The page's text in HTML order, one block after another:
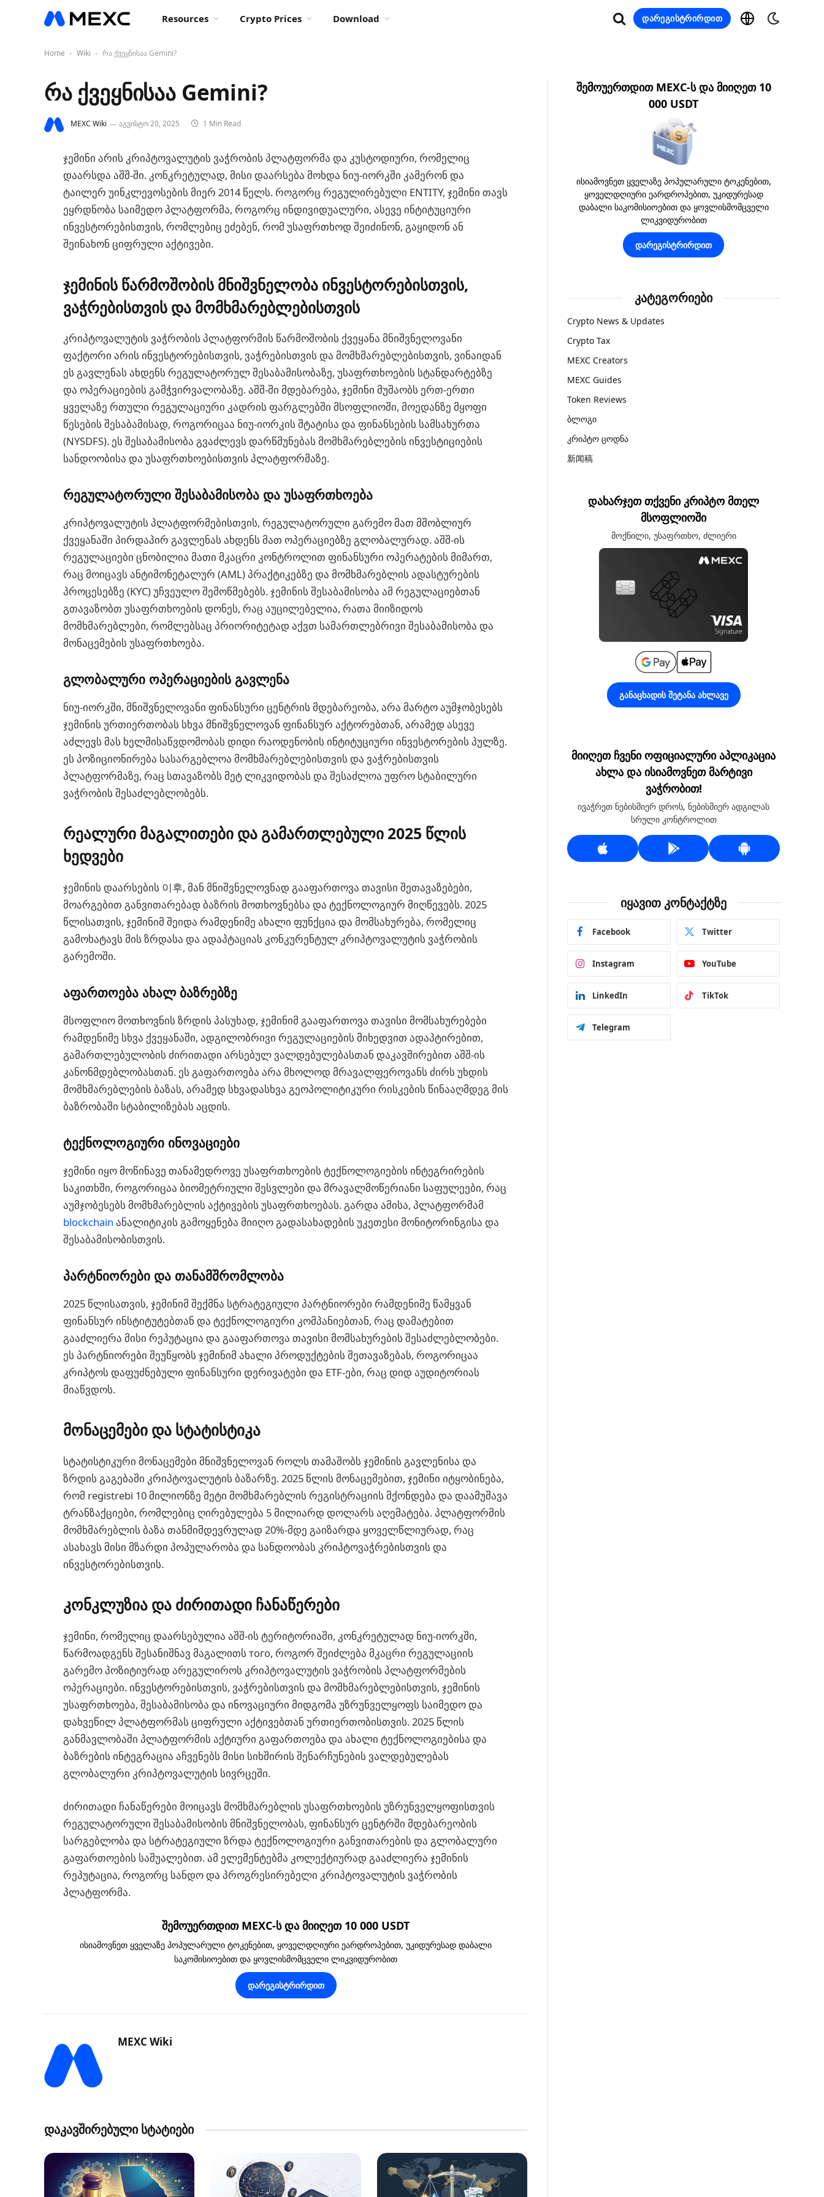
Resources Crypto Prices Download დარეგისტრირდით
Home - Wiki - რა ქვეყნისაა Gemini?
რა ქვეყნისაა Gemini?
MEXC Wiki აგვისტო 20, 2025 1 Min Read
ჯემინი არის კრიპტოვალუტის ვაჭრობის პლატფორმა და კუსტოდიური, რომელიც
დაარსდა აშშ-ში. კონკრეტულად, მისი დაარსება მოხდა ნიუ-იორკში კამერონ და
ტაილერ უინკლევოსების მიერ 2014 წელს. როგორც რეგულირებული ENTITY, ჯემინი თავს
ეყრდნობა საიმედო პლატფორმა, როგორც ინდივიდუალური, ასევე ინტიტუციური
ინვესტორებისთვის, რომლებიც ეძებენ, რომ უსაფრთხოდ შეიძინონ, გაყიდონ ან
შეინახონ ციფრული აქტივები.
ჯემინის წარმოშობის მნიშვნელობა ინვესტორებისთვის,
ვაჭრებისთვის და მომხმარებლებისთვის
კრიპტოვალუტის ვაჭრობის პლატფორმის წარმოშობის ქვეყანა მნიშვნელოვანი
ფაქტორი არის ინვესტორებისთვის, ვაჭრებისთვის და მომხმარებლებისთვის, ვინაიდან
ეს გავლენას ახდენს რეგულატორულ შესაბამისობაზე, უსაფრთხოების სტანდარტებზე
და ოპერაციების გამჭვირვალობაზე. აშშ-ში მდებარება, ჯემინი მუშაობს ერთ-ერთი
ყველაზე რთული რეგულაციური კადრის ფარგლებში მსოფლიოში, მოედანზე მყოფი
წესების შესაბამისად, როგორიცაა ნიუ-იორკის შტატისა და ფინანსების სამსახურთა
(NYSDFS). ეს შესაბამისობა გვაძლევს დარწმუნებას მომხმარებლების ინვესტიციების
სანდოობისა და უსაფრთხოებისთვის პლატფორმაზე.
რეგულატორული შესაბამისობა და უსაფრთხოება
კრიპტოვალუტის პლატფორმებისთვის, რეგულატორული გარემო მათ მშობლიურ
ქვეყანაში პირდაპირ გავლენას ახდენს მათ ოპერაციებზე გლობალურად. აშშ-ის
რეგულაციები ცნობილია მათი მკაცრი კონტროლით ფინანსური ოპერატების მიმართ,
რაც მოიცავს ანტიმონეტალურ (AML) პრაქტიკებზე და მომხმარებლის ადასტურების
პროცესებზე (KYC) უჩვეულო შემოწმებებს. ჯემინის შესაბამისობა ამ რეგულაციებთან
გთავაზობთ უსაფრთხოების დონეს, რაც აუცილებელია, რათა მიიზიდოს
მომხმარებლები, რომლებსაც პრიორიტეტად აქვთ სამართლებრივი შესაბამისობა და
მონაცემების უსაფრთხოება.
გლობალური ოპერაციების გავლენა
ნიუ-იორკში, მნიშვნელოვანი ფინანსური ცენტრის მდებარეობა, არა მარტო აუმჯობესებს
ჯემინის ურთიერთობას სხვა მნიშვნელოვან ფინანსურ აქტორებთან, არამედ ასევე
აძლევს მას ხელმისაწვდომობას დიდი რაოდენობის ინტიტუციური ინვესტორების პულზე.
ეს პოზიციონირება სასარგებლოა მომხმარებლებისთვის და ვაჭრებისთვის
პლატფორმაზე, რაც სთავაზობს მეტ ლიკვიდობას და შესაძლოა უფრო სტაბილური
ვაჭრობის შესაძლებლობებს.
რეალური მაგალითები და გამართლებული 2025 წლის
ხედვები
ჯემინის დაარსების 이후, მან მნიშვნელოვნად გააფართოვა თავისი შეთავაზებები,
მოარგებით განვითარებად ბაზრის მოთხოვნებსა და ტექნოლოგიურ მიღწევებს. 2025
წლისათვის, ჯემინიმ შეიდა რამდენიმე ახალი ფუნქცია და მომსახურება, რომელიც
გამოხატავს მის ზრდასა და ადაპტაციას კონკურენტულ კრიპტოვალუტის ვაჭრობის
გარემოში.
აფართოება ახალ ბაზრებზე
მსოფლიო მოთხოვნის ზრდის პასუხად, ჯემინიმ გააფართოვა თავისი მომსახურებები
რამდენიმე სხვა ქვეყანაში, ადგილობრივი რეგულაციების მიხედვით ადაპტირებით,
გამართლებულობის ძირითადი არსებულ ვალდებულებასთან დაკავშირებით აშშ-ის
კანონმდებლობასთან. ეს გაფართოება არა მხოლოდ მრავალფეროვანს ძირს უხდის
მომხმარებლების ბაზას, არამედ სხვადასხვა გეოპოლიტიკური რისკების წინააღმდეგ მის
ბაზრობაში სტაბილიზებას აცდის.
ტექნოლოგიური ინოვაციები
ჯემინი იყო მოწინავე თანამედროვე უსაფრთხოების ტექნოლოგიების ინტეგრირების
საკითხში, როგორიცაა ბიომეტრიული შესვლები და მრავალმოწერიანი საფულეები, რაც
აუმჯობესებს მომხმარებლის აქტივების უსაფრთხოებას. გარდა ამისა, პლატფორმამ
blockchain ანალიტიკის გამოყენება მიიღო გადასახადების უკეთესი მონიტორინგისა და
შესაბამისობისთვის.
პარტნიორები და თანამშრომლობა
2025 წლისათვის, ჯემინიმ შექმნა სტრატეგიული პარტნიორები რამდენიმე წამყვან
ფინანსურ ინსტიტუტებთან და ტექნოლოგიური კომპანიებთან, რაც დამატებით
გააძლიერა მისი რეპუტაცია და გააფართოვა თავისი მომსახურების შესაძლებლობები.
ეს პარტნიორები შეუწყობს ჯემინიმ ახალი პროდუქტების შეთავაზებას, როგორიცაა
კრიპტოს დაფუძნებული ფინანსური დერივატები და ETF-ები, რაც დიდ აუდიტორიას
მიაწვდოს.
მონაცემები და სტატისტიკა
სტატისტიკური მონაცემები მნიშვნელოვან როლს თამაშობს ჯემინის გავლენისა და
ზრდის გაგებაში კრიპტოვალუტის ბაზარზე. 2025 წლის მონაცემებით, ჯემინი იტყობინება,
რომ registrebi 10 მილიონზე მეტი მომხმარებლის რეგისტრაციის მქონდება და დაამუშავა
ტრანზაქციები, რომლებიც ღირებულება 5 მილიარდ დოლარს აღემატება. პლატფორმის
მომხმარებლის ბაზა თანმიმდევრულად 20%-მდე გაიზარდა ყოველწლიურად, რაც
ასახავს მისი მზარდი პოპულარობა და სანდოობას კრიპტოვაჭრებისთვის და
ინვესტორებისთვის.
კონკლუზია და ძირითადი ჩანაწერები
ჯემინი, რომელიც დაარსებულია აშშ-ის ტერიტორიაში, კონკრეტულად ნიუ-იორკში,
წარმოადგენს შესანიშნავ მაგალითს того, როგორ შეიძლება მკაცრი რეგულაციის
გარემო პოზიტიურად არეგულიროს კრიპტოვალუტის ვაჭრობის პლატფორმების
ოპერაციები. ინვესტორებისთვის, ვაჭრებისთვის და მომხმარებლებისთვის, ჯემინის
უსაფრთხოება, შესაბამისობა და ინოვაციური მიდგომა უზრუნველყოფს საიმედო და
დახვეწილ პლატფორმას ციფრული აქტივებთან ურთიერთობისთვის. 2025 წლის
განმავლობაში პლატფორმის აქტიური გაფართოება და ახალი ტექნოლოგიებისა და
ბაზრების ინტეგრაცია აჩვენებს მისი სიხშირის შენარჩუნების ვალდებულებას
გლობალური კრიპტოვალუტის სივრცეში.
ძირითადი ჩანაწერები მოიცავს მომხმარებლის უსაფრთხოების უზრუნველყოფისთვის
რეგულატორული შესაბამისობის მნიშვნელობას, ფინანსურ ცენტრში მდებარეობის
სარგებლობა და სტრატეგიული ზრდა ტექნოლოგიური განვითარების და გლობალური
გაფართოების საშუალებით. ამ ელემენტებმა კოლექტიურად გააძლიერა ჯემინის
რეპუტაცია, როგორც სანდო და პროგრესირებელი კრიპტოვალუტის ვაჭრობის
პლატფორმა.
შემოუერთდით MEXC-ს და მიიღეთ 10 000 USDT
ისიამოვნეთ ყველაზე პოპულარული ტოკენებით, ყოველდღიური ეარდროპებით, უკიდურესად დაბალი
საკომისიოებით და ყოვლისმომცველი ლიკვიდურობით
დარეგისტრირდით
MEXC Wiki
დაკავშირებული სტატიები
შემოუერთდით MEXC-ს და მიიღეთ 10
000 USDT
ისიამოვნეთ ყველაზე პოპულარული ტოკენებით,
ყოველდღიური ეარდროპებით, უკიდურესად
დაბალი საკომისიოებით და ყოვლისმომცველი
ლიკვიდურობით
დარეგისტრირდით
კატეგორიები
Crypto News & Updates
Crypto Tax
MEXC Creators
MEXC Guides
Token Reviews
ბლოგი
კრიპტო ცოდნა
新闻稿
დახარჯეთ თქვენი კრიპტო მთელ
მსოფლიოში
მოქნილი, უსაფრთხო, ძლიერი
განაცხადის შეტანა ახლავე
მიიღეთ ჩვენი ოფიციალური აპლიკაცია
ახლა და ისიამოვნეთ მარტივი
ვაჭრობით!
ივაჭრეთ ნებისმიერ დროს, ნებისმიერ ადგილას
სრული კონტროლით
იყავით კონტაქტზე
Facebook Twitter
Instagram YouTube
LinkedIn TikTok
Telegram